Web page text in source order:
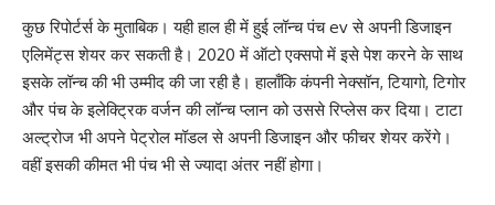
कुछ रिपोर्टर्स के मुताबिक। यही हाल ही में हुई लॉन्च पंच ev से अपनी डिजाइन
एलिमेंट्स शेयर कर सकती है। 2020 में ऑटो एक्सपो में इसे पेश करने के साथ
इसके लॉन्च की भी उम्मीद की जा रही है। हालाँकि कंपनी नेक्सॉन, टियागो, टिगोर
और पंच के इलेक्ट्रिक वर्जन की लॉन्च प्लान को उससे रिप्लेस कर दिया। टाटा
अल्ट्रोज भी अपने पेट्रोल मॉडल से अपनी डिजाइन और फीचर शेयर करेंगे।
वहीं इसकी कीमत भी पंच भी से ज्यादा अंतर नहीं होगा।